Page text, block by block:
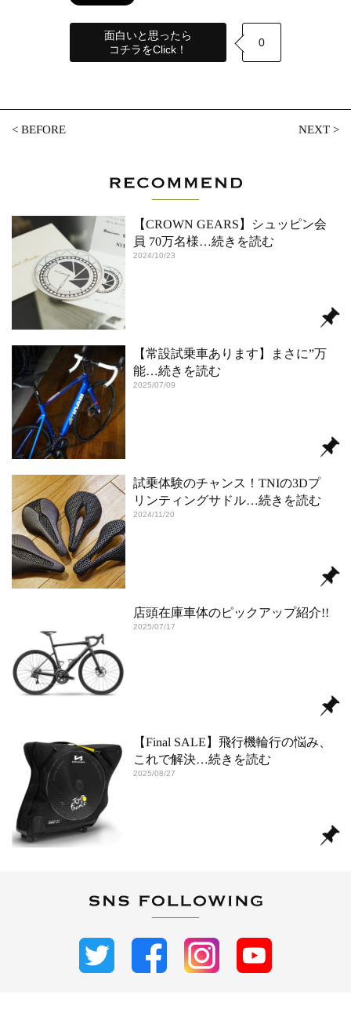
面白いと思ったら
コチラをClick！
0
<BEFORE NEXT>
【CROWN GEARS】シュッピン会
員 70万名様…続きを読む
2024/10/23
【常設試乗車あります】まさに”万
能…続きを読む
2025/07/09
試乗体験のチャンス！TNIの3Dプ
リンティングサドル…続きを読む
2024/11/20
店頭在庫車体のピックアップ紹介!!
2025/07/17
【Final SALE】飛行機輪行の悩み、
これで解決…続きを読む
2025/08/27